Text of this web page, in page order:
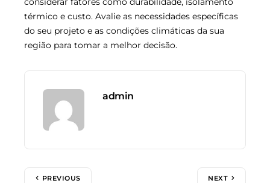
térmico e custo. Avalie as necessidades específicas
do seu projeto e as condições climáticas da sua
região para tomar a melhor decisão.
admin
PREVIOUS NEXT